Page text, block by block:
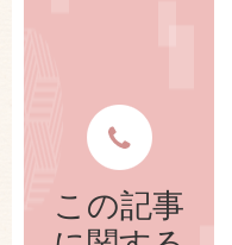
この記事